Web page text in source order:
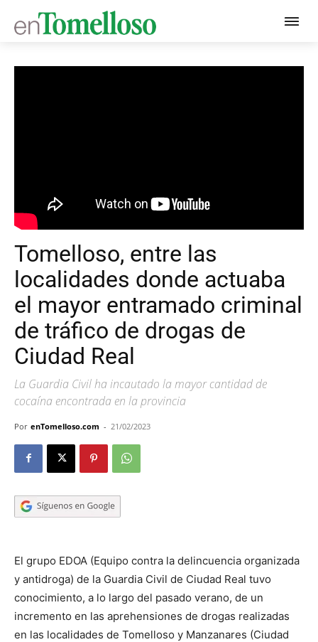
Tomelloso, entre las
localidades donde actuaba
el mayor entramado criminal
de tráfico de drogas de
Ciudad Real
La Guardia Civil ha incautado la mayor cantidad de
cocaína encontrada en la provincia
Por enTomelloso.com - 21/02/2023
El grupo EDOA (Equipo contra la delincuencia organizada
y antidroga) de la Guardia Civil de Ciudad Real tuvo
conocimiento, a lo largo del pasado verano, de un
incremento en las aprehensiones de drogas realizadas
en las localidades de Tomelloso y Manzanares (Ciudad